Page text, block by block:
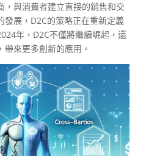
，與消費者建立直接的銷售和交
發展，D2C的策略正在重新定義
年，D2C不僅將繼續崛起，還
來更多創新的應用。